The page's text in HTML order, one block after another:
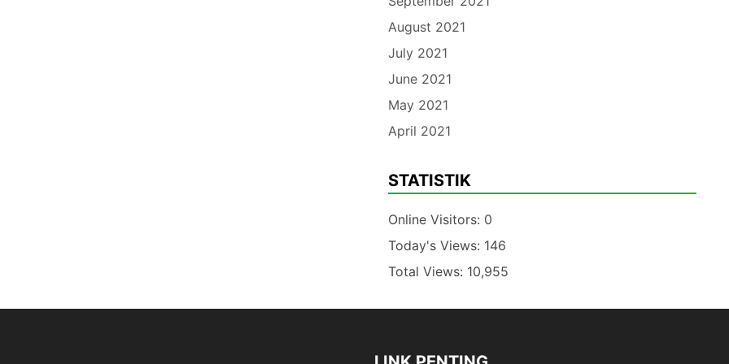
August 2021
July 2021
June 2021
May 2021
April 2021
STATISTIK
Online Visitors: 0
Today's Views: 146
Total Views: 10,955